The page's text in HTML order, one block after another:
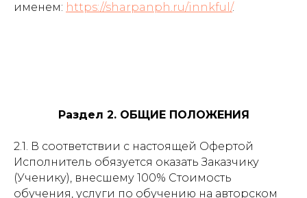
именем: https://sharpanph.ru/innkful/.
Раздел 2. ОБЩИЕ ПОЛОЖЕНИЯ
2.1. В соответствии с настоящей Офертой
Исполнитель обязуется оказать Заказчику
(Ученику), внесшему 100% Стоимость
обучения, услуги по обучению на авторском